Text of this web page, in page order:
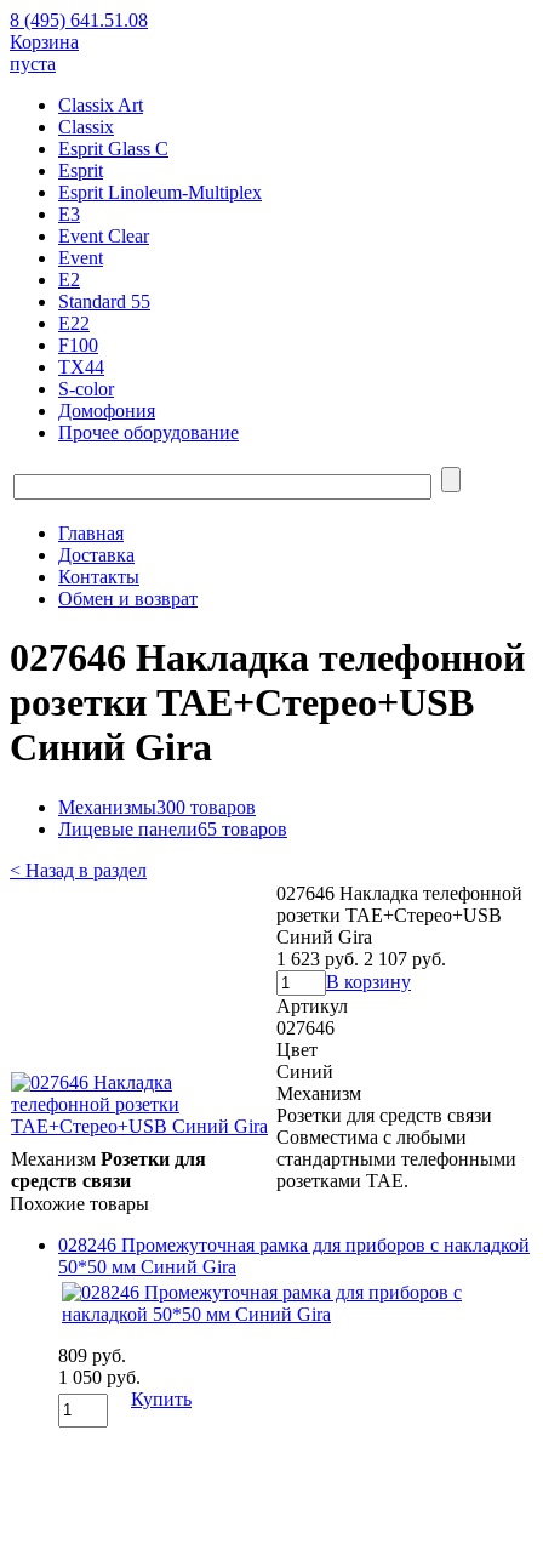
8 (495) 641.51.08
Корзина
пуста
Classix Art
Classix
Esprit Glass C
Esprit
Esprit Linoleum-Multiplex
E3
Event Clear
Event
E2
Standard 55
E22
F100
TX44
S-color
Домофония
Прочее оборудование
Главная
Доставка
Контакты
Обмен и возврат
027646 Накладка телефонной
розетки TAE+Стерео+USB
Синий Gira
Механизмы300 товаров
Лицевые панели65 товаров
< Назад в раздел
027646 Накладка телефонной
розетки TAE+Стерео+USB
Синий Gira
1 623 руб. 2 107 руб.
В корзину
Артикул
027646
Цвет
Синий
Механизм
Розетки для средств связи
Совместима с любыми
стандартными телефонными
розетками TAE.
Механизм Розетки для
средств связи
Похожие товары
028246 Промежуточная рамка для приборов с накладкой
50*50 мм Синий Gira
809 руб.
1 050 руб.
Купить